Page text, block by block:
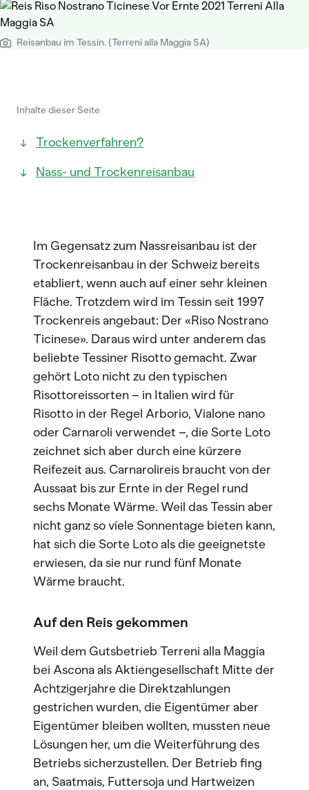
Reisanbau im Tessin. (Terreni alla Maggia SA)
Inhalte dieser Seite
Trockenverfahren?
Nass- und Trockenreisanbau
Im Gegensatz zum Nassreisanbau ist der
Trockenreisanbau in der Schweiz bereits
etabliert, wenn auch auf einer sehr kleinen
Fläche. Trotzdem wird im Tessin seit 1997
Trockenreis angebaut: Der «Riso Nostrano
Ticinese». Daraus wird unter anderem das
beliebte Tessiner Risotto gemacht. Zwar
gehört Loto nicht zu den typischen
Risottoreissorten – in Italien wird für
Risotto in der Regel Arborio, Vialone nano
oder Carnaroli verwendet –, die Sorte Loto
zeichnet sich aber durch eine kürzere
Reifezeit aus. Carnarolireis braucht von der
Aussaat bis zur Ernte in der Regel rund
sechs Monate Wärme. Weil das Tessin aber
nicht ganz so viele Sonnentage bieten kann,
hat sich die Sorte Loto als die geeignetste
erwiesen, da sie nur rund fünf Monate
Wärme braucht.
Auf den Reis gekommen
Weil dem Gutsbetrieb Terreni alla Maggia
bei Ascona als Aktiengesellschaft Mitte der
Achtzigerjahre die Direktzahlungen
gestrichen wurden, die Eigentümer aber
Eigentümer bleiben wollten, mussten neue
Lösungen her, um die Weiterführung des
Betriebs sicherzustellen. Der Betrieb fing
an, Saatmais, Futtersoja und Hartweizen